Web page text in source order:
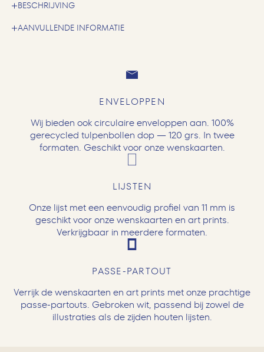
BESCHRIJVING
AANVULLENDE INFORMATIE
ENVELOPPEN
Wij bieden ook circulaire enveloppen aan. 100%
gerecycled tulpenbollen dop — 120 grs. In twee
formaten. Geschikt voor onze wenskaarten.
LIJSTEN
Onze lijst met een eenvoudig profiel van 11 mm is
geschikt voor onze wenskaarten en art prints.
Verkrijgbaar in meerdere formaten.
PASSE-PARTOUT
Verrijk de wenskaarten en art prints met onze prachtige
passe-partouts. Gebroken wit, passend bij zowel de
illustraties als de zijden houten lijsten.